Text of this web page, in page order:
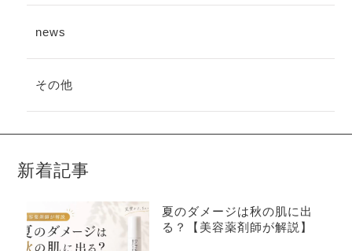
news
その他
新着記事
夏のダメージは秋の肌に出
る？【美容薬剤師が解説】